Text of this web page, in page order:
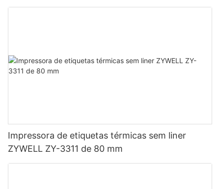
(opcional) - Preta
Impressora de etiquetas térmicas sem liner
ZYWELL ZY-3311 de 80 mm